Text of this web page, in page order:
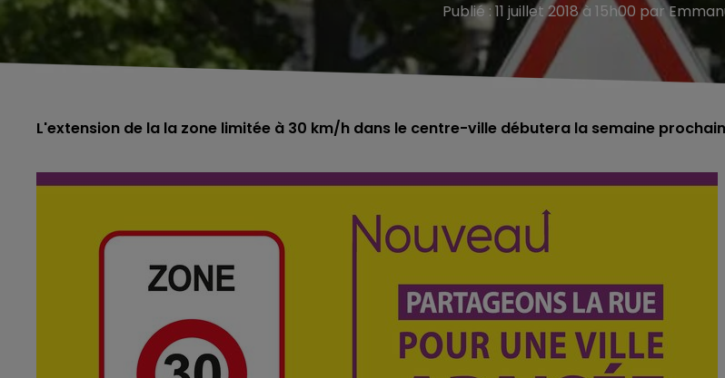
Publié : 11 juillet 2018 à 15h00 par
L'extension de la la zone limitée à 30 km/h dans le centre-ville débutera la semaine